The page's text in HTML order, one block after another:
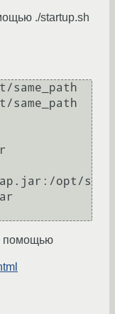
./startup.sh
same_path
same_path
opt/s
помощью